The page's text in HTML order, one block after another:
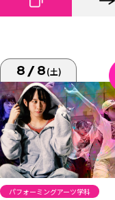
8/8(土)
パフォーミングアーツ学科